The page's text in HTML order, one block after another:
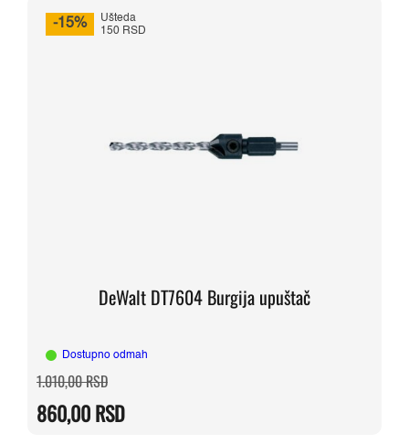
-15%
Ušteda
150 RSD
DeWalt DT7604 Burgija upuštač
Dostupno odmah
1.010,00RSDOriginalna
cena
bila:
1.010,00 RSD.
860,00RSD
Trenutna
cena
860,00 RSD.